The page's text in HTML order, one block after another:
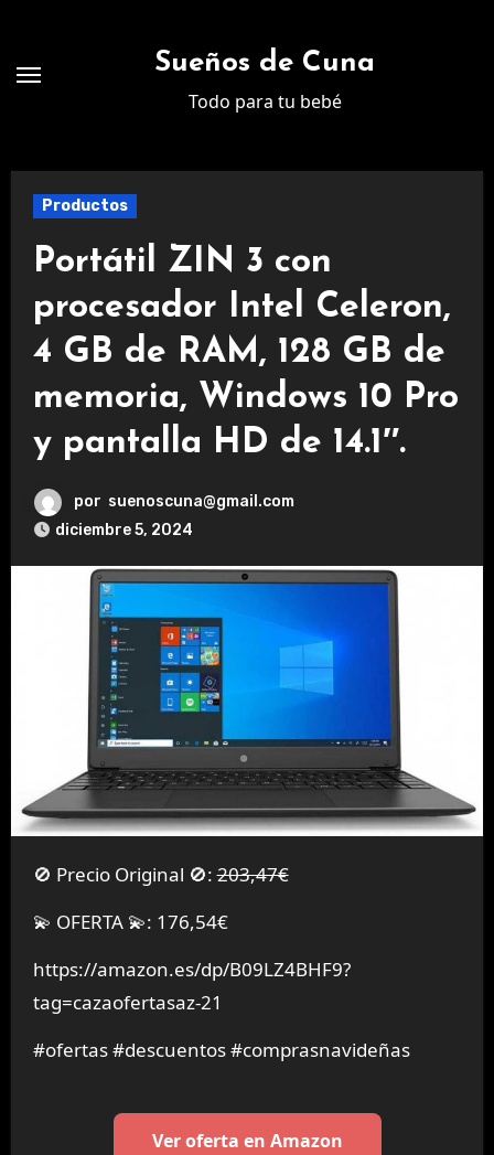
contenido
Sueños de Cuna
Todo para tu bebé
Productos
Portátil ZIN 3 con
procesador Intel Celeron,
4 GB de RAM, 128 GB de
memoria, Windows 10 Pro
y pantalla HD de 14.1″.
por suenoscuna@gmail.com
diciembre 5, 2024
🚫 Precio Original 🚫:203,47€
💫 OFERTA 💫: 176,54€
https://amazon.es/dp/B09LZ4BHF9?
tag=cazaofertasaz-21
#ofertas #descuentos #comprasnavideñas
Ver oferta en Amazon